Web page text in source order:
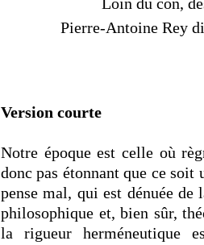
Pierre-Antoine Rey
Version courte
Notre époque est celle où
donc pas étonnant que ce soit
pense mal, qui est dénuée
philosophique et, bien sûr,
la rigueur herméneutique